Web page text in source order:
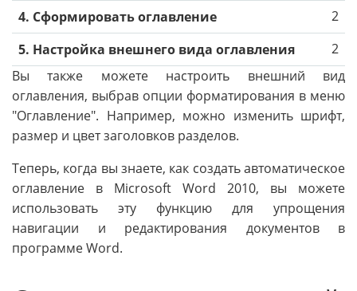
4. Сформировать оглавление
2
5. Настройка внешнего вида оглавления
2
Вы также можете настроить внешний вид
оглавления, выбрав опции форматирования в меню
"Оглавление". Например, можно изменить шрифт,
размер и цвет заголовков разделов.
Теперь, когда вы знаете, как создать автоматическое
оглавление в Microsoft Word 2010, вы можете
использовать эту функцию для упрощения
навигации и редактирования документов в
программе Word.